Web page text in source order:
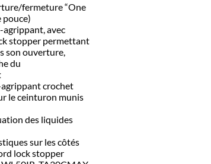
fermeture “One
pouce)
avec
stopper permettant
son ouverture,
du
agrippant crochet
le ceinturon munis
des liquides
sur les côtés
lock stopper